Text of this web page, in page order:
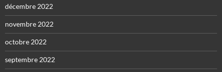
décembre 2022
novembre 2022
octobre 2022
septembre 2022